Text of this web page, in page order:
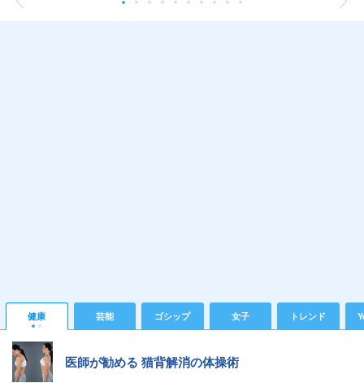
健康 芸能 ゴシップ 女子 トレンド
医師が勧める 猫背解消の体操術